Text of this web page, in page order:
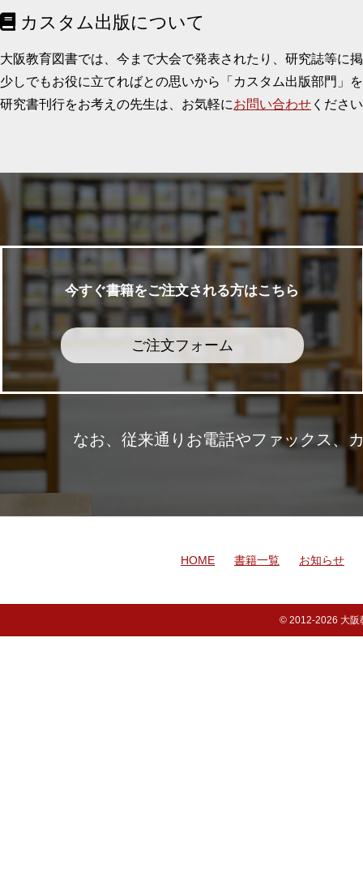
カスタム出版について
大阪教育図書では、今まで大会で発表されたり、研究誌等に
少しでもお役に立てればとの思いから「カスタム出版部門」
研究書刊行をお考えの先生は、お気軽にお問い合わせ くださ
今すぐ書籍をご注文される方はこちら
ご注文フォーム
なお、従来通りお電話やファックス、
HOME 書籍一覧 お知らせ
© 2012-2026 大阪